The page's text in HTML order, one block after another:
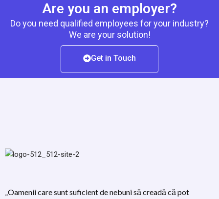
Are you an employer?
Do you need qualified employees for your industry?
We are your solution!
Get in Touch
„Oamenii care sunt suficient de nebuni să creadă că pot